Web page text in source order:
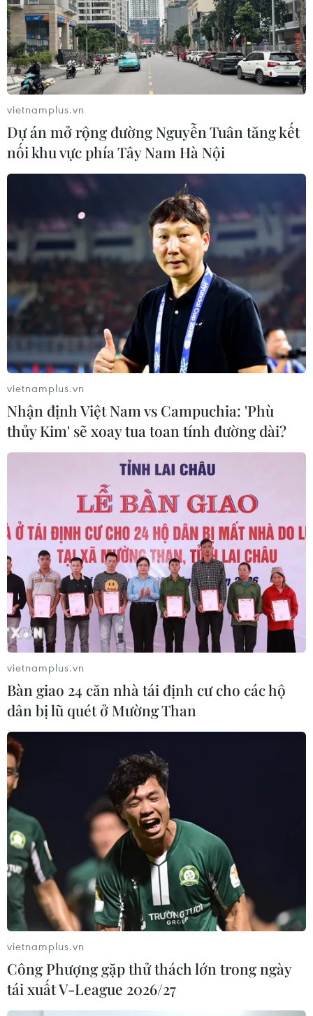
Ngân hàng Thanh toán Quốc tế cảnh báo
nợ công toàn cầu đang ở mức kỷ lục
01/07/2024 06:50
Nợ công trên toàn cầu đã ở các mức kỷ lục và các cuộc
bầu cử từ bầu cử Tổng thống Mỹ vào tháng 11 tới đến
các cuộc bầu cử ở Pháp và Anh trong tuần tới đều tiềm
ẩn rủi ro.
vietnamplus.vn
Dự án mở rộng đường Nguyễn Tuân tăng kết
nối khu vực phía Tây Nam Hà Nội
vietnamplus.vn
Nhận định Việt Nam vs Campuchia: 'Phù
thủy Kim' sẽ xoay tua toan tính đường dài?
vietnamplus.vn
Bàn giao 24 căn nhà tái định cư cho các hộ
dân bị lũ quét ở Mường Than
vietnamplus.vn
Công Phượng gặp thử thách lớn trong ngày
tái xuất V-League 2026/27